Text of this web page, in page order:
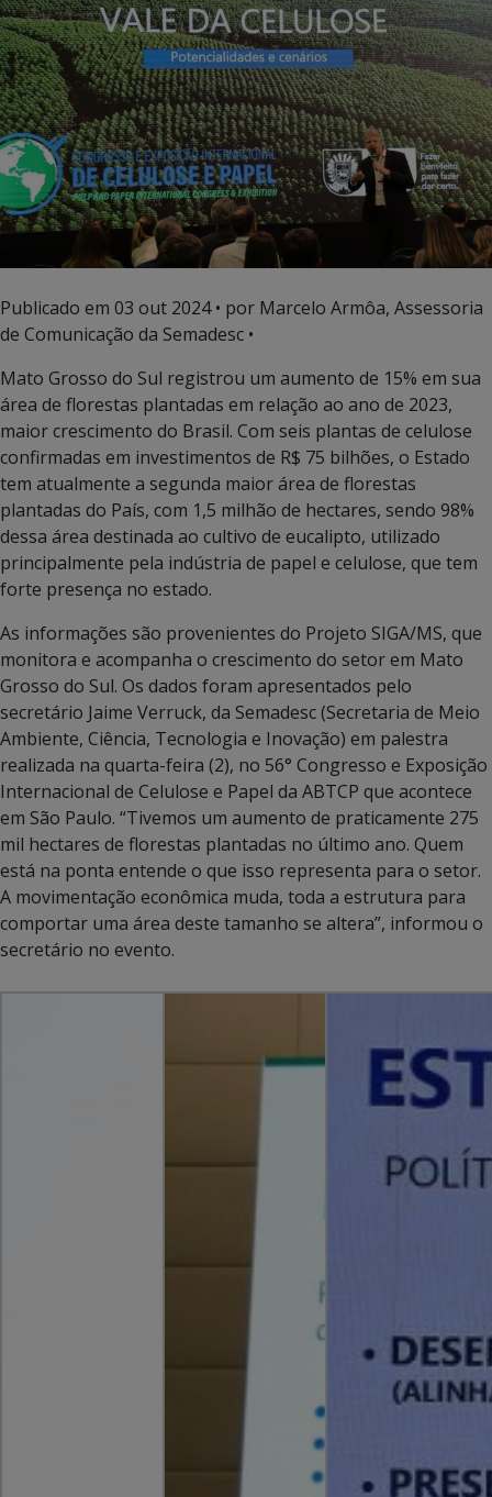
Publicado em 03 out 2024• por Marcelo Armôa, Assessoria
de Comunicação da Semadesc •
Mato Grosso do Sul registrou um aumento de 15% em sua
área de florestas plantadas em relação ao ano de 2023,
maior crescimento do Brasil. Com seis plantas de celulose
confirmadas em investimentos de R$ 75 bilhões, o Estado
tem atualmente a segunda maior área de florestas
plantadas do País, com 1,5 milhão de hectares, sendo 98%
dessa área destinada ao cultivo de eucalipto, utilizado
principalmente pela indústria de papel e celulose, que tem
forte presença no estado.
As informações são provenientes do Projeto SIGA/MS, que
monitora e acompanha o crescimento do setor em Mato
Grosso do Sul. Os dados foram apresentados pelo
secretário Jaime Verruck, da Semadesc (Secretaria de Meio
Ambiente, Ciência, Tecnologia e Inovação) em palestra
realizada na quarta-feira (2), no 56° Congresso e Exposição
Internacional de Celulose e Papel da ABTCP que acontece
em São Paulo. “Tivemos um aumento de praticamente 275
mil hectares de florestas plantadas no último ano. Quem
está na ponta entende o que isso representa para o setor.
A movimentação econômica muda, toda a estrutura para
comportar uma área deste tamanho se altera”, informou o
secretário no evento.